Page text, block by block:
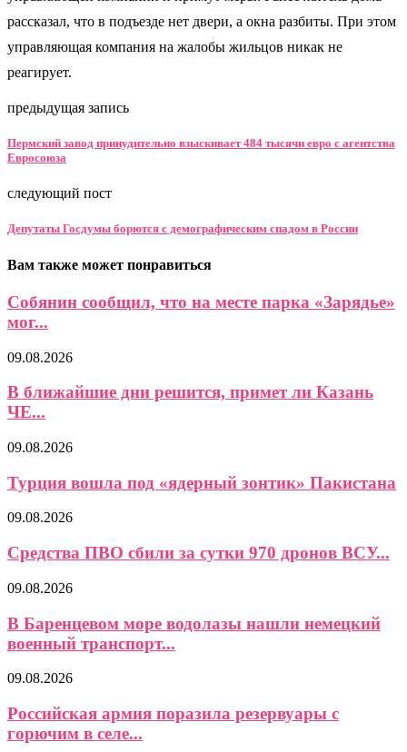
рассказал, что в подъезде нет двери, а окна разбиты. При этом
управляющая компания на жалобы жильцов никак не
реагирует.
предыдущая запись
Пермский завод принудительно взыскивает 484 тысячи евро с агентства
Евросоюза
следующий пост
Депутаты Госдумы борются с демографическим спадом в России
Вам также может понравиться
Собянин сообщил, что на месте парка «Зарядье»
мог...
09.08.2026
В ближайшие дни решится, примет ли Казань
ЧЕ...
09.08.2026
Турция вошла под «ядерный зонтик» Пакистана
09.08.2026
Средства ПВО сбили за сутки 970 дронов ВСУ...
09.08.2026
В Баренцевом море водолазы нашли немецкий
военный транспорт...
09.08.2026
Российская армия поразила резервуары с
горючим в селе...